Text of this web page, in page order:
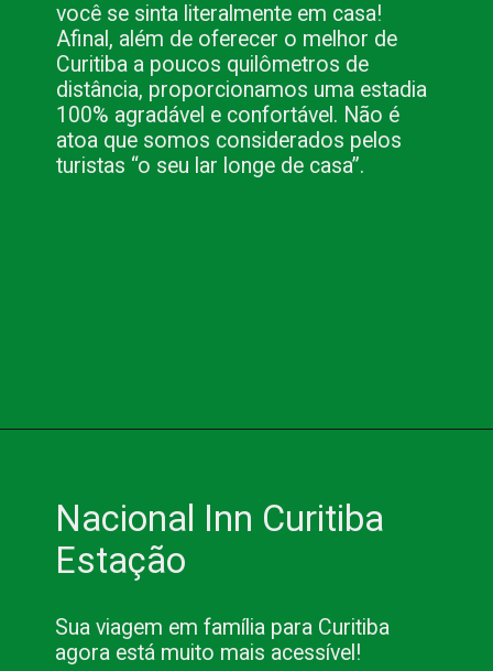
você se sinta literalmente em casa!
Afinal, além de oferecer o melhor de
Curitiba a poucos quilômetros de
distância, proporcionamos uma estadia
100% agradável e confortável. Não é
atoa que somos considerados pelos
turistas “o seu lar longe de casa”.
Nacional Inn Curitiba
Estação
Sua viagem em família para Curitiba
agora está muito mais acessível!